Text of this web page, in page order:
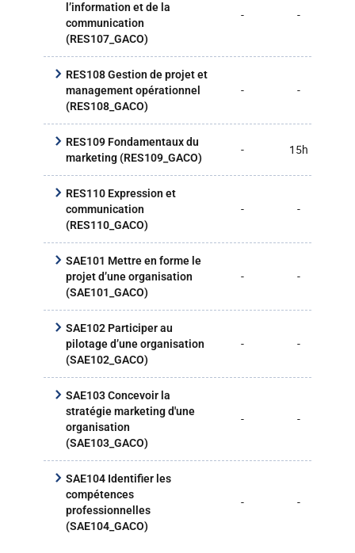
l’information et de la
communication
(RES107_GACO)
- -
RES108 Gestion de projet et
management opérationnel
(RES108_GACO)
- -
RES109 Fondamentaux du
marketing (RES109_GACO)
- 15h
RES110 Expression et
communication
(RES110_GACO)
- -
SAE101 Mettre en forme le
projet d’une organisation
(SAE101_GACO)
- -
SAE102 Participer au
pilotage d’une organisation
(SAE102_GACO)
- -
SAE103 Concevoir la
stratégie marketing d'une
organisation
(SAE103_GACO)
- -
SAE104 Identifier les
compétences
professionnelles
(SAE104_GACO)
- -